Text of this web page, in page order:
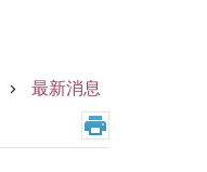
最新消息